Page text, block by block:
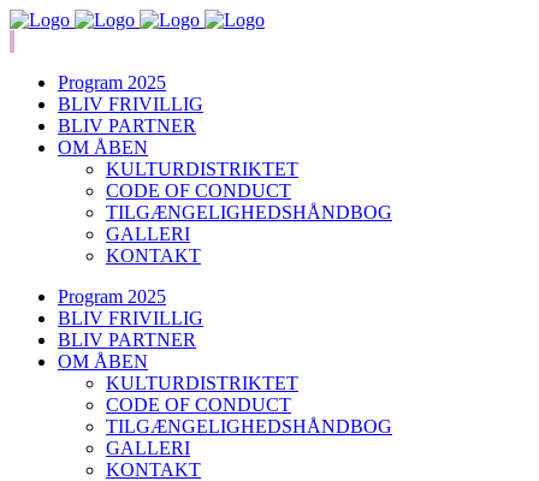
Program 2025
BLIV FRIVILLIG
BLIV PARTNER
OM ÅBEN
KULTURDISTRIKTET
CODE OF CONDUCT
TILGÆNGELIGHEDSHÅNDBOG
GALLERI
KONTAKT
Program 2025
BLIV FRIVILLIG
BLIV PARTNER
OM ÅBEN
KULTURDISTRIKTET
CODE OF CONDUCT
TILGÆNGELIGHEDSHÅNDBOG
GALLERI
KONTAKT